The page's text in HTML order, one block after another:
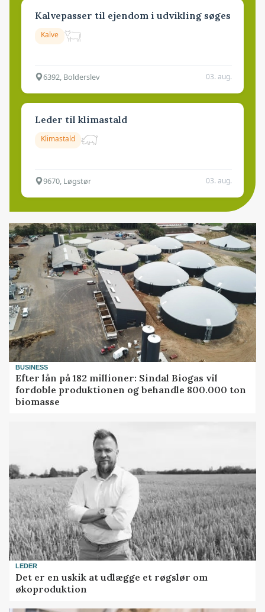
Kalvepasser til ejendom i udvikling søges
Kalve
6392, Bolderslev 03. aug.
Leder til klimastald
Klimastald
9670, Løgstør 03. aug.
BUSINESS
Efter lån på 182 millioner: Sindal Biogas vil
fordoble produktionen og behandle 800.000 ton
biomasse
LEDER
Det er en uskik at udlægge et røgslør om
økoproduktion